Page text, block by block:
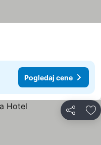
Pogledaj cene
Deli